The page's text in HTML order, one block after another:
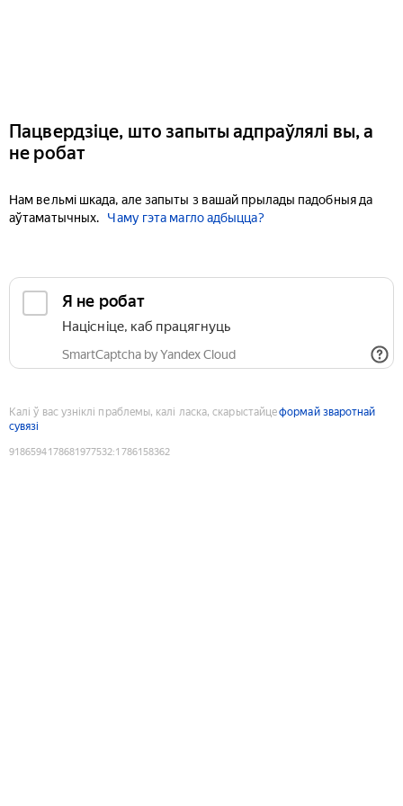
Пацвердзіце, што запыты адпраўлялі вы, а
не робат
Нам вельмі шкада, але запыты з вашай прылады падобныя да
аўтаматычных.
Чаму гэта магло адбыцца?
Я не робат
Націсніце, каб працягнуць
SmartCaptcha by Yandex Cloud
Калі ў вас узніклі праблемы, калі ласка, скарыстайцеформай зваротнай
сувязі
9186594178681977532:1786158362